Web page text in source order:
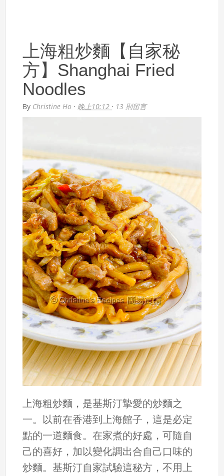
上海粗炒麵【自家秘
方】Shanghai Fried
Noodles
By Christine Ho · 晚上10:12 · 13 則留言
上海粗炒麵，是基斯汀摯愛的炒麵之
一。以前在香港到上海館子，這是必定
點的一道麵食。在家煮的好處，可隨自
己的喜好，加以變化調出合自己口味的
炒麵。基斯汀自家試驗這秘方，不用上